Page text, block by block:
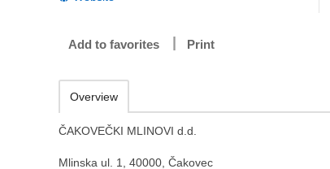
Add to favorites Print
Overview
ČAKOVEČKI MLINOVI d.d.
Mlinska ul. 1, 40000, Čakovec